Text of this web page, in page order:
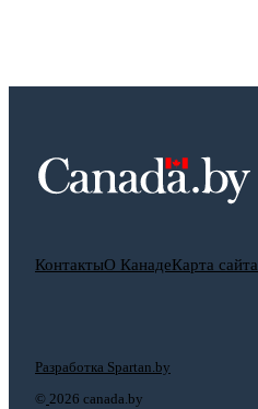
КонтактыО КанадеКарта сайта
© 2026 canada.by
Разработка Spartan.by